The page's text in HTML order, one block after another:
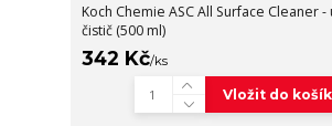
Koch Chemie ASC All Surface Cleaner
čistič (500 ml)
342 Kč/ks
Vložit do